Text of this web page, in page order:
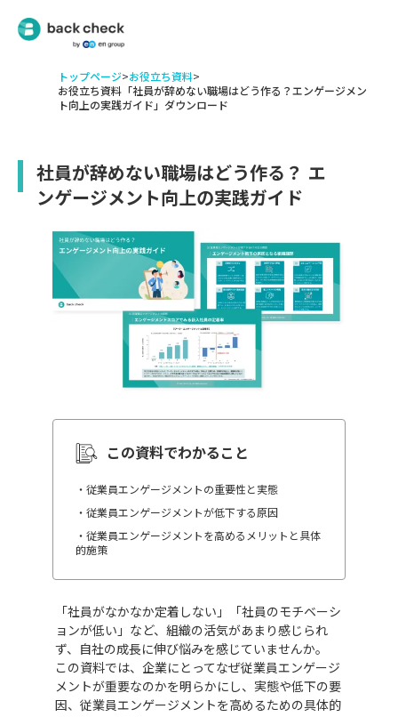
トップページ>お役立ち資料>
お役立ち資料「社員が辞めない職場はどう作る？エンゲージメン
ト向上の実践ガイド」ダウンロード
社員が辞めない職場はどう作る？ エ
ンゲージメント向上の実践ガイド
この資料でわかること
・従業員エンゲージメントの重要性と実態
・従業員エンゲージメントが低下する原因
・従業員エンゲージメントを高めるメリットと具体
的施策
「社員がなかなか定着しない」「社員のモチベーシ
ョンが低い」など、組織の活気があまり感じられ
ず、自社の成長に伸び悩みを感じていませんか。
この資料では、企業にとってなぜ従業員エンゲージ
メントが重要なのかを明らかにし、実態や低下の要
因、従業員エンゲージメントを高めるための具体的